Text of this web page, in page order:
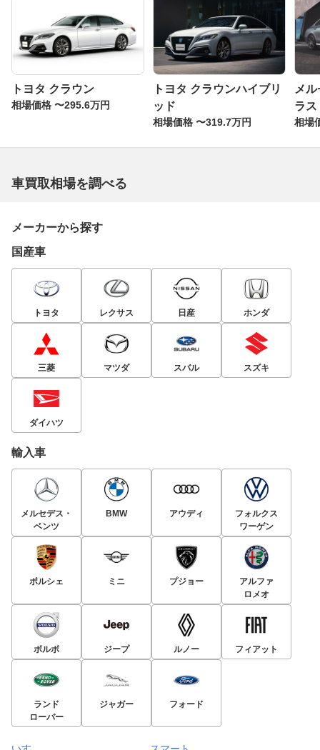
トヨタ クラウン
相場価格 〜295.6万円
トヨタ クラウンハイブリ
ッド
相場価格 〜319.7万円
メ
ラス
相場
車買取相場を調べる
メーカーから探す
国産車
トヨタ レクサス 日産 ホンダ
三菱 マツダ スバル スズキ
ダイハツ
輸入車
メルセデス・
ベンツ
BMW アウディ
フォルクス
ワーゲン
ポルシェ ミニ プジョー
アルファ
ロメオ
ボルボ ジープ ルノー フィアット
ランド
ローバー
ジャガー フォード